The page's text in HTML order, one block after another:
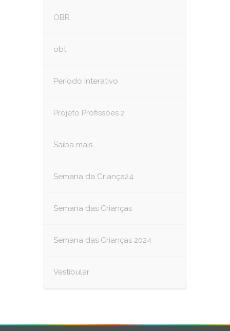
OBR
obt
Período Interativo
Projeto Profissões 2
Saiba mais
Semana da Criança24
Semana das Crianças
Semana das Crianças 2024
Vestibular